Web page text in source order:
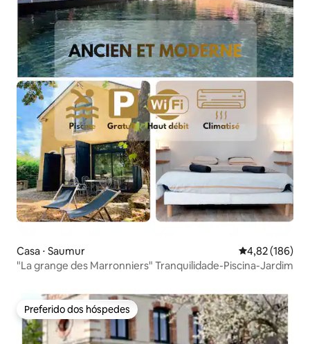
Casa ⋅ Saumur 4,82 de uma
4,82 (186)
"La grange des Marronniers" Tranquilidade-Piscina-Jardim
Preferido dos hóspedes
Preferido dos hóspedes